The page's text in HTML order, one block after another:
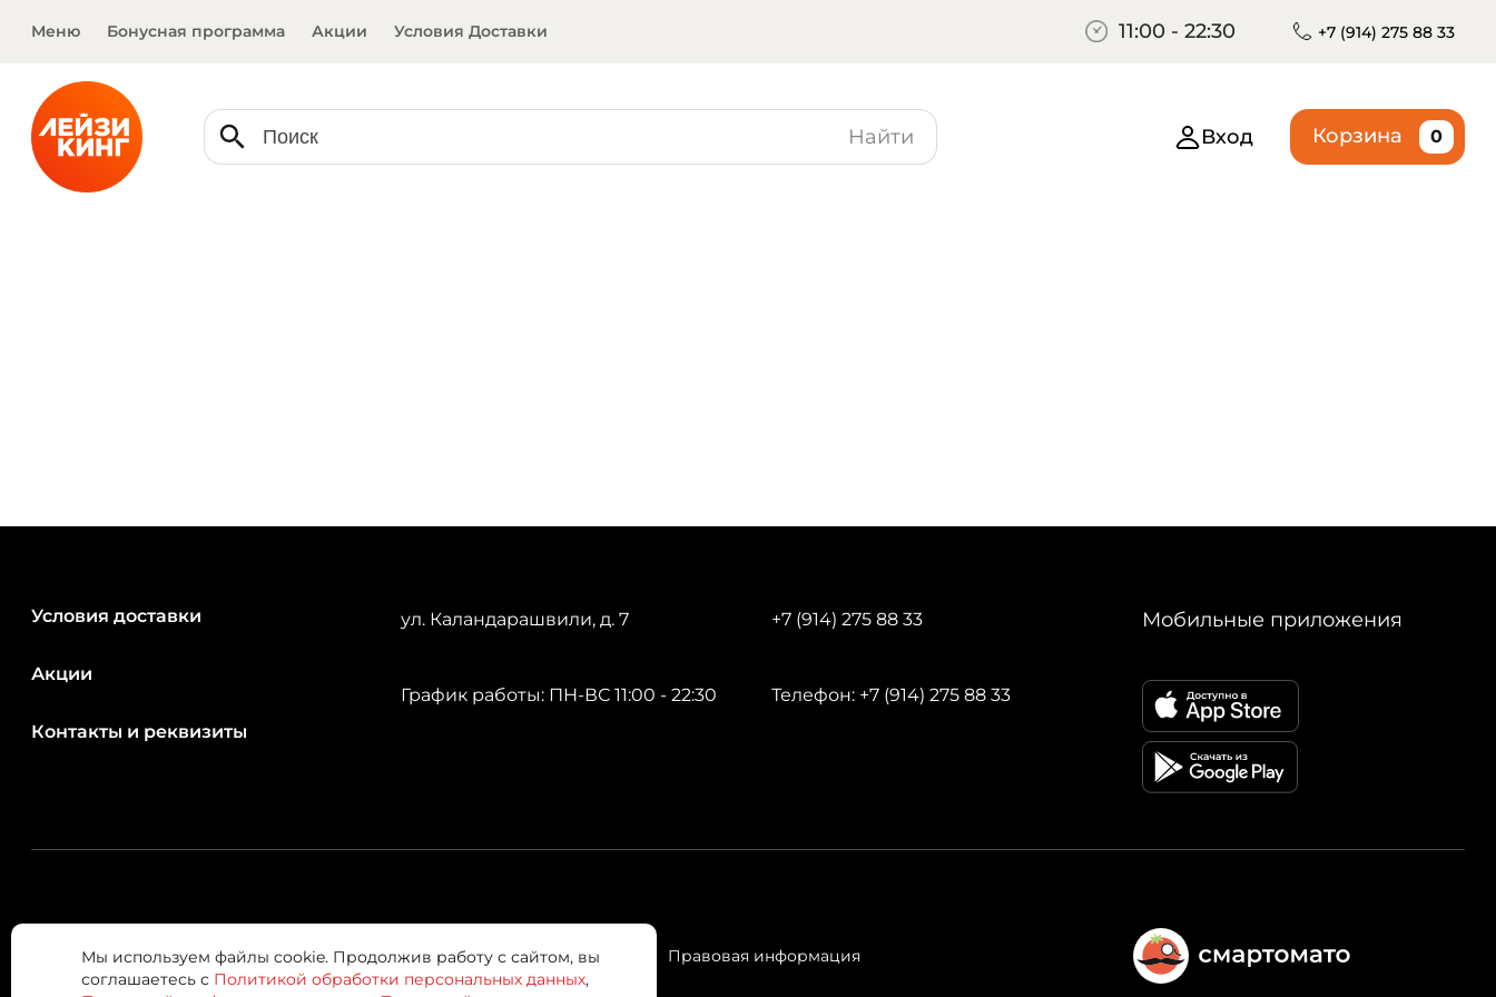
Меню Бонусная программа Акции Условия Доставки 11:00 - 22:30 +7 (914) 275 88 33
Найти Вход Корзина 0
Условия доставки
Акции
Контакты и реквизиты
ул. Каландарашвили, д. 7
График работы: ПН-ВС 11:00 - 22:30
+7 (914) 275 88 33
Телефон: +7 (914) 275 88 33
Мобильные приложения
Доставка готовой еды в Якутске
Правовая информация
Мы используем файлы cookie. Продолжив работу с сайтом, вы
соглашаетесь с Политикой обработки персональных данных,